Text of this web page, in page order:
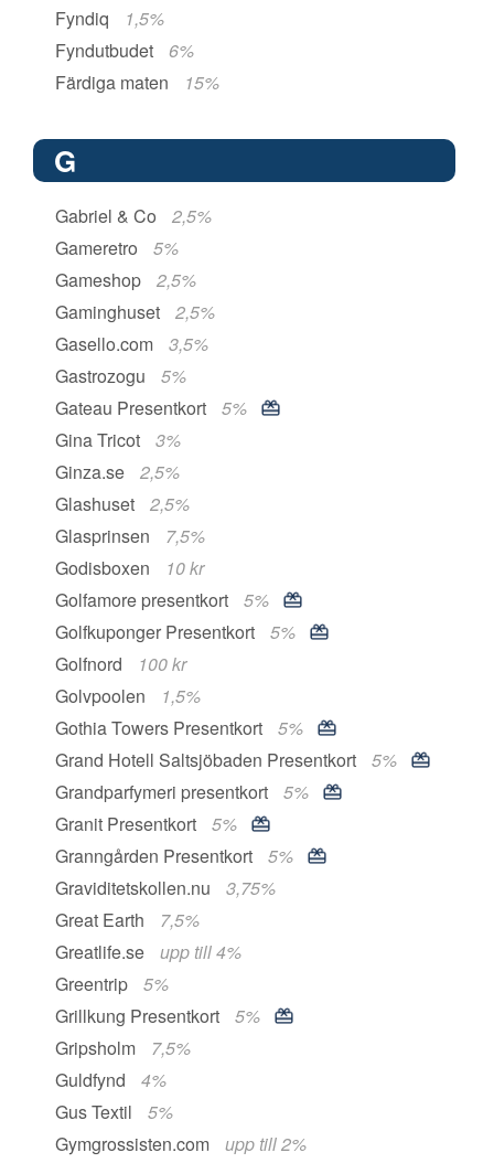
Fyndiq
1,5%
Fyndutbudet
6%
Färdiga maten
15%
G
Gabriel & Co
2,5%
Gameretro
5%
Gameshop
2,5%
Gaminghuset
2,5%
Gasello.com
3,5%
Gastrozogu
5%
Gateau Presentkort
5%
Gina Tricot
3%
Ginza.se
2,5%
Glashuset
2,5%
Glasprinsen
7,5%
Godisboxen
10 kr
Golfamore presentkort
5%
Golfkuponger Presentkort
5%
Golfnord
100 kr
Golvpoolen
1,5%
Gothia Towers Presentkort
5%
Grand Hotell Saltsjöbaden Presentkort
5%
Grandparfymeri presentkort
5%
Granit Presentkort
5%
Granngården Presentkort
5%
Graviditetskollen.nu
3,75%
Great Earth
7,5%
Greatlife.se
upp till 4%
Greentrip
5%
Grillkung Presentkort
5%
Gripsholm
7,5%
Guldfynd
4%
Gus Textil
5%
Gymgrossisten.com
upp till 2%